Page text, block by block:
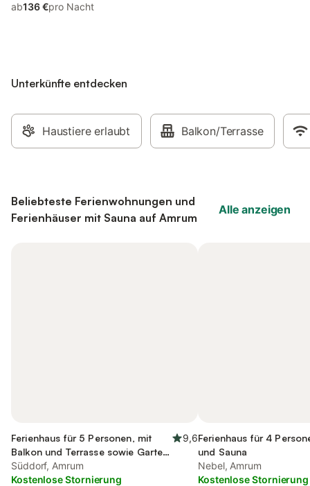
ab136 €pro Nacht
Unterkünfte entdecken
Haustiere erlaubt Balkon/Terrasse
Beliebteste Ferienwohnungen und
Ferienhäuser mit Sauna auf Amrum
Alle anzeigen
Ferienhaus für 5 Personen, mit
Balkon und Terrasse sowie Garten
und Sauna
9,6
Süddorf, Amrum
Kostenlose Stornierung
Ferienhaus für 4
und Sauna
Nebel, Amrum
Kostenlose Stornierung